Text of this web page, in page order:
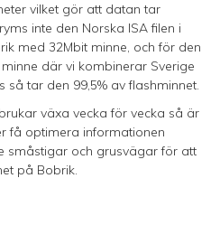
vilket gör att datan tar
inte den Norska ISA filen i
med 32Mbit minne, och för den
där vi kombinerar Sverige
tar den 99,5% av flashminnet.
växa vecka för vecka så är
få optimera informationen
småstigar och grusvägar för att
på Bobrik.